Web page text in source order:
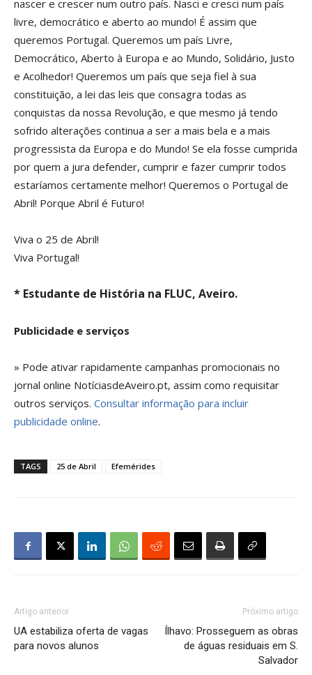
nascer e crescer num outro país. Nasci e cresci num país
livre, democrático e aberto ao mundo! É assim que
queremos Portugal. Queremos um país Livre,
Democrático, Aberto à Europa e ao Mundo, Solidário, Justo
e Acolhedor! Queremos um país que seja fiel à sua
constituição, a lei das leis que consagra todas as
conquistas da nossa Revolução, e que mesmo já tendo
sofrido alterações continua a ser a mais bela e a mais
progressista da Europa e do Mundo! Se ela fosse cumprida
por quem a jura defender, cumprir e fazer cumprir todos
estaríamos certamente melhor! Queremos o Portugal de
Abril! Porque Abril é Futuro!
Viva o 25 de Abril!
Viva Portugal!
* Estudante de História na FLUC, Aveiro.
Publicidade e serviços
» Pode ativar rapidamente campanhas promocionais no
jornal online NotíciasdeAveiro.pt, assim como requisitar
outros serviços. Consultar informação para incluir
publicidade online.
TAGS 25 de Abril Efemérides
Artigo anterior
UA estabiliza oferta de vagas
para novos alunos
Próximo artigo
Ílhavo: Prosseguem as obras
de águas residuais em S.
Salvador